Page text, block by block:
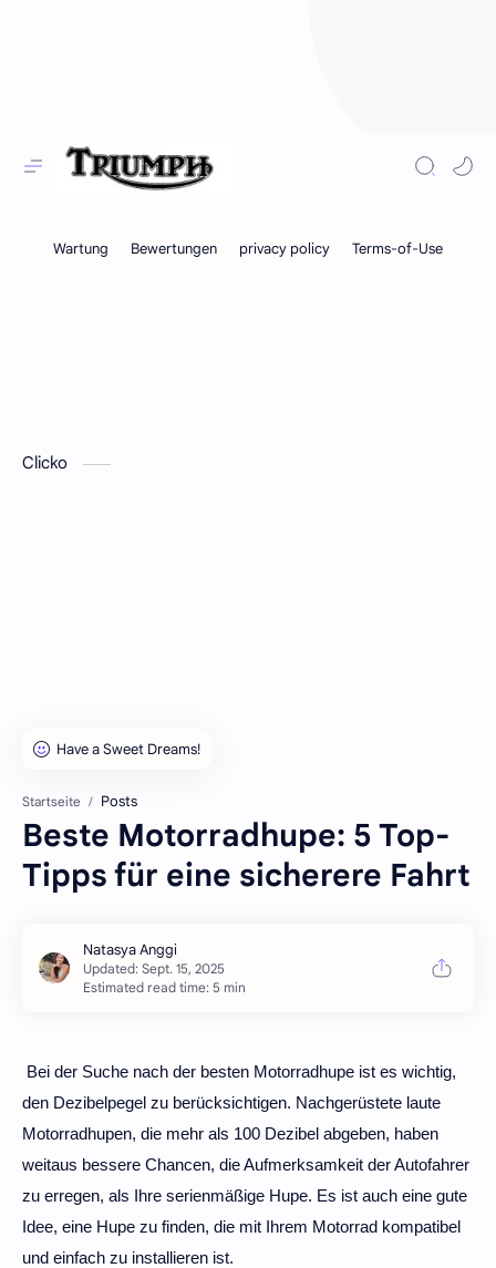
Clicko
Startseite Posts
Beste Motorradhupe: 5 Top-
Tipps für eine sicherere Fahrt
Estimated read time: 5 min
Bei der Suche nach der besten Motorradhupe ist es wichtig,
den Dezibelpegel zu berücksichtigen. Nachgerüstete laute
Motorradhupen, die mehr als 100 Dezibel abgeben, haben
weitaus bessere Chancen, die Aufmerksamkeit der Autofahrer
zu erregen, als Ihre serienmäßige Hupe. Es ist auch eine gute
Idee, eine Hupe zu finden, die mit Ihrem Motorrad kompatibel
und einfach zu installieren ist.